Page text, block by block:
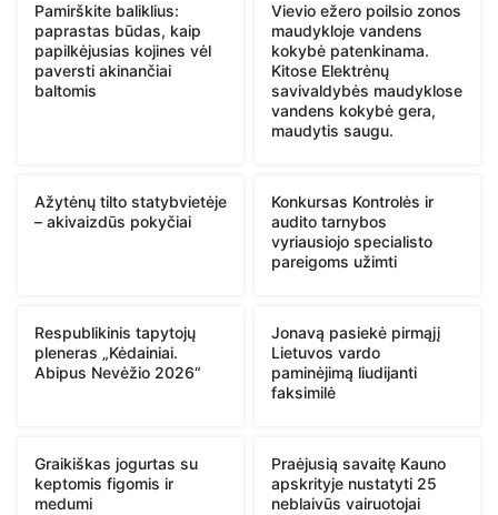
Pamirškite baliklius:
paprastas būdas, kaip
papilkėjusias kojines vėl
paversti akinančiai
baltomis
Vievio ežero poilsio zonos
maudykloje vandens
kokybė patenkinama.
Kitose Elektrėnų
savivaldybės maudyklose
vandens kokybė gera,
maudytis saugu.
Ažytėnų tilto statybvietėje
– akivaizdūs pokyčiai
Konkursas Kontrolės ir
audito tarnybos
vyriausiojo specialisto
pareigoms užimti
Respublikinis tapytojų
pleneras „Kėdainiai.
Abipus Nevėžio 2026“
Jonavą pasiekė pirmąjį
Lietuvos vardo
paminėjimą liudijanti
faksimilė
Graikiškas jogurtas su
keptomis figomis ir
medumi
Praėjusią savaitę Kauno
apskrityje nustatyti 25
neblaivūs vairuotojai